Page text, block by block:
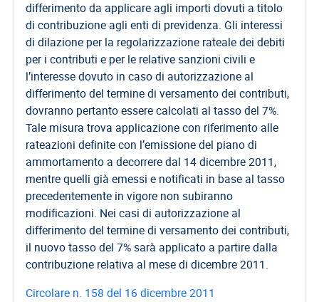
differimento da applicare agli importi dovuti a titolo
di contribuzione agli enti di previdenza. Gli interessi
di dilazione per la regolarizzazione rateale dei debiti
per i contributi e per le relative sanzioni civili e
l’interesse dovuto in caso di autorizzazione al
differimento del termine di versamento dei contributi,
dovranno pertanto essere calcolati al tasso del 7%.
Tale misura trova applicazione con riferimento alle
rateazioni definite con l’emissione del piano di
ammortamento a decorrere dal 14 dicembre 2011,
mentre quelli già emessi e notificati in base al tasso
precedentemente in vigore non subiranno
modificazioni. Nei casi di autorizzazione al
differimento del termine di versamento dei contributi,
il nuovo tasso del 7% sarà applicato a partire dalla
contribuzione relativa al mese di dicembre 2011.
Circolare n. 158 del 16 dicembre 2011